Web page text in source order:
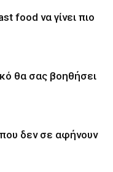
food να γίνει πιο
θα σας βοηθήσει
που δεν σε αφήνουν